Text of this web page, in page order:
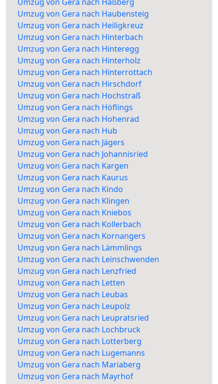
Umzug von Gera nach Haubensteig
Umzug von Gera nach Heiligkreuz
Umzug von Gera nach Hinterbach
Umzug von Gera nach Hinteregg
Umzug von Gera nach Hinterholz
Umzug von Gera nach Hinterrottach
Umzug von Gera nach Hirschdorf
Umzug von Gera nach Hochstraß
Umzug von Gera nach Höflings
Umzug von Gera nach Hohenrad
Umzug von Gera nach Hub
Umzug von Gera nach Jägers
Umzug von Gera nach Johannisried
Umzug von Gera nach Kargen
Umzug von Gera nach Kaurus
Umzug von Gera nach Kindo
Umzug von Gera nach Klingen
Umzug von Gera nach Kniebos
Umzug von Gera nach Kollerbach
Umzug von Gera nach Kornangers
Umzug von Gera nach Lämmlings
Umzug von Gera nach Leinschwenden
Umzug von Gera nach Lenzfried
Umzug von Gera nach Letten
Umzug von Gera nach Leubas
Umzug von Gera nach Leupolz
Umzug von Gera nach Leupratsried
Umzug von Gera nach Lochbruck
Umzug von Gera nach Lotterberg
Umzug von Gera nach Lugemanns
Umzug von Gera nach Mariaberg
Umzug von Gera nach Mayrhof